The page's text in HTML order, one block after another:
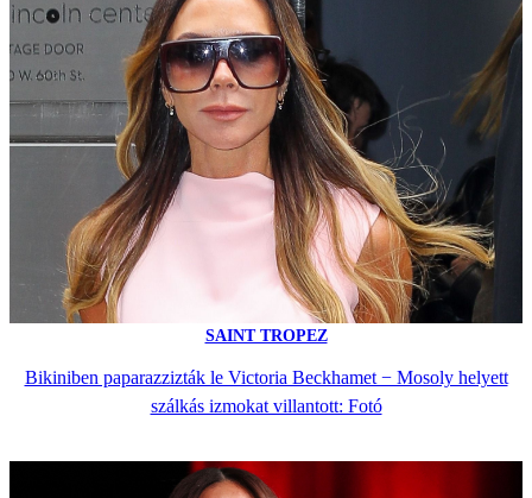
SAINT TROPEZ
Bikiniben paparazzizták le Victoria Beckhamet − Mosoly helyett
szálkás izmokat villantott: Fotó